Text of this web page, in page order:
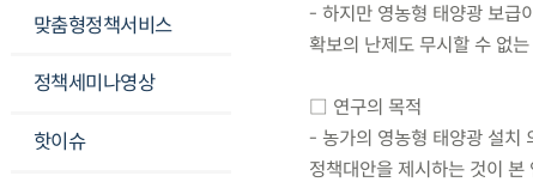
맞춤형정책서비스
정책세미나영상
핫이슈
- 하지만 영농형 태양광 보급
확보의 난제도 무시할 수 없
□ 연구의 목적
- 농가의 영농형 태양광 설치
정책대안을 제시하는 것이 본